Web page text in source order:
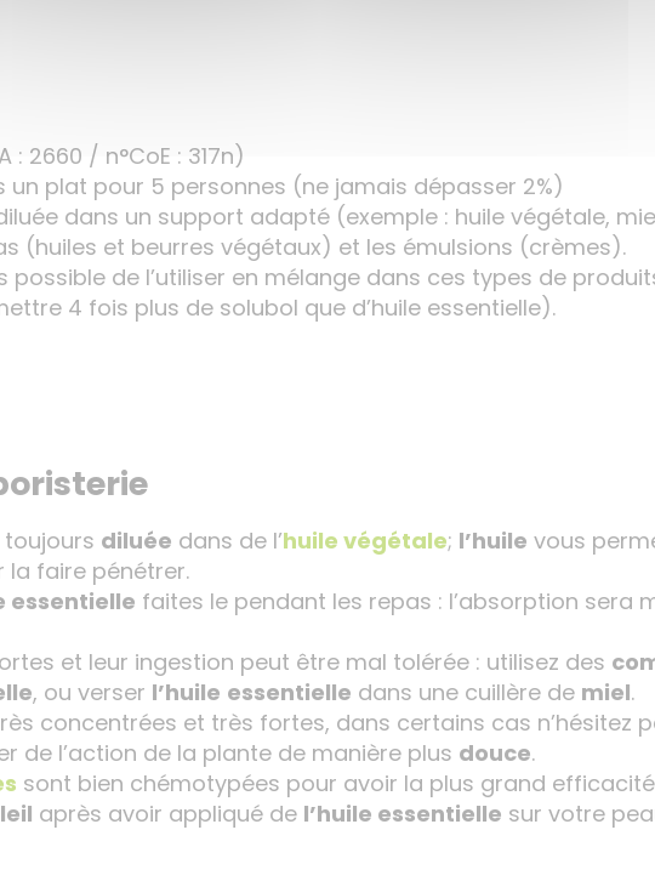
: 2660 / n°CoE : 317n)
un plat pour 5 personnes (ne jamais dépasser 2%)
dans un support adapté (exemple : huile végétale,
(huiles et beurres végétaux) et les émulsions (crèmes).
possible de l’utiliser en mélange dans ces types de
4 fois plus de solubol que d’huile essentielle).
toujours diluée dans de l’huile végétale; l’huile vous
la faire pénétrer.
essentielle faites le pendant les repas : l’absorption sera
et leur ingestion peut être mal tolérée : utilisez des
, ou verser l’huile essentielle dans une cuillère de miel.
concentrées et très fortes, dans certains cas n’hésitez
de l’action de la plante de manière plus douce.
sont bien chémotypées pour avoir la plus grand
après avoir appliqué de l’huile essentielle sur votre